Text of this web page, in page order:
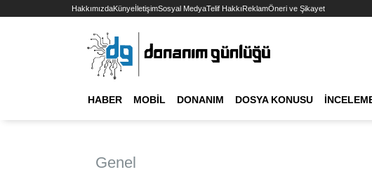
HakkımızdaKünyeİletişimSosyal MedyaTelif HakkıReklamÖneri ve Şikayet
HABER MOBIL DONANIM DOSYA KONUSU
Genel